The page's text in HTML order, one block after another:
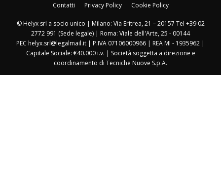
Contatti
Privacy Policy Cookie Policy
© Helyx srl a socio unico | Milano: Via Eritrea, 21 – 20157 Tel +39 02
2772 991 (Sede legale) | Roma: Viale dell'Arte, 25 - 00144
PEC helyx.srl@legalmail.it | P.IVA 07106000966 | REA MI - 1935962 |
Capitale Sociale: €40.000 i.v. | Società soggetta a direzione e
coordinamento di Tecniche Nuove S.p.A.